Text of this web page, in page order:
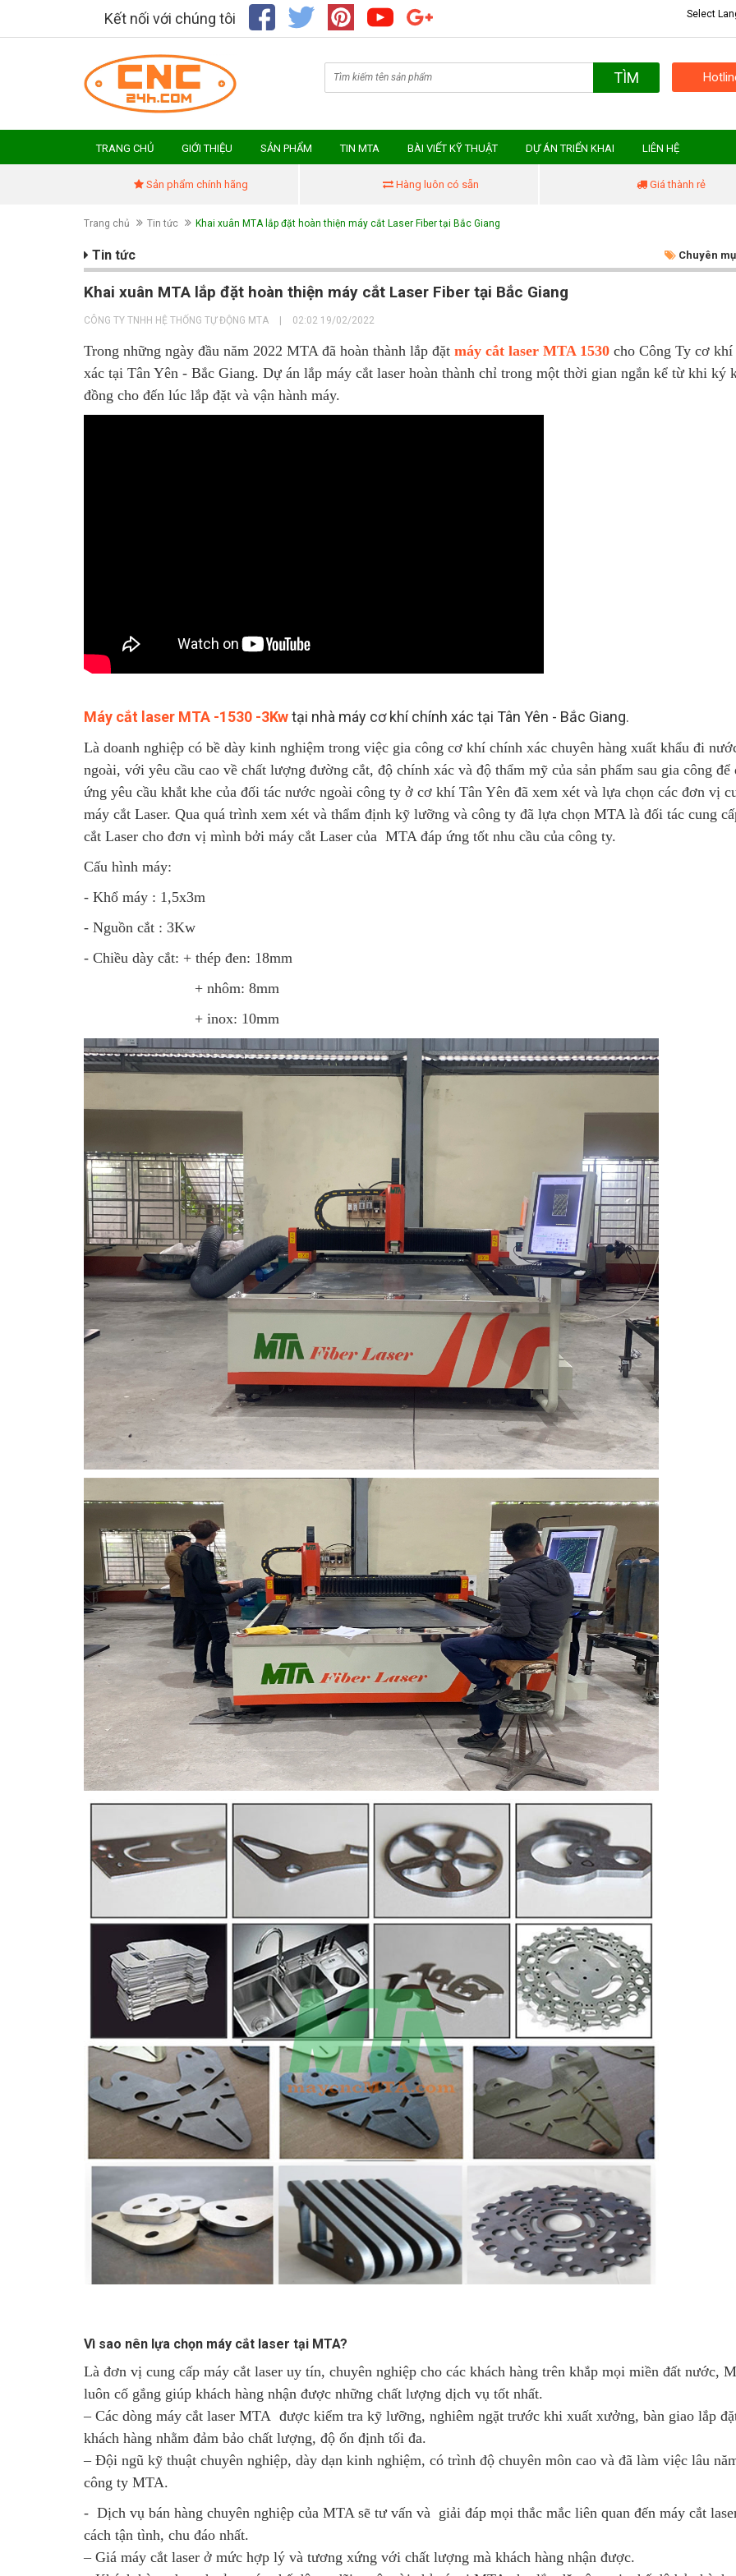
Kết nối với chúng tôi Select
TÌM
TRANG CHỦ GIỚI THIỆU SẢN PHẨM TIN MTA BÀI VIẾT KỸ THUẬT DỰ ÁN TRIỂN KHAI LIÊN HỆ
Sản phẩm chính hãng Hàng luôn có sẵn Giá thành rẻ
Trang chủ Tin tức Khai xuân MTA lắp đặt hoàn thiện máy cắt Laser Fiber tại Bắc Giang
Tin tức Chuyên
Khai xuân MTA lắp đặt hoàn thiện máy cắt Laser Fiber tại Bắc Giang
CÔNG TY TNHH HỆ THỐNG TỰ ĐỘNG MTA | 02:02 19/02/2022
Trong những ngày đầu năm 2022 MTA đã hoàn thành lắp đặt máy cắt laser MTA 1530 cho Công Ty cơ khí
xác tại Tân Yên - Bắc Giang. Dự án lắp máy cắt laser hoàn thành chỉ trong một thời gian ngắn kể từ khi ký
đồng cho đến lúc lắp đặt và vận hành máy.
Máy cắt laser MTA -1530 -3Kwtại nhà máy cơ khí chính xác tại Tân Yên - Bắc Giang.
Là doanh nghiệp có bề dày kinh nghiệm trong việc gia công cơ khí chính xác chuyên hàng xuất khẩu đi
ngoài, với yêu cầu cao về chất lượng đường cắt, độ chính xác và độ thẩm mỹ của sản phẩm sau gia công để
ứng yêu cầu khắt khe của đối tác nước ngoài công ty ở cơ khí Tân Yên đã xem xét và lựa chọn các đơn vị
máy cắt Laser. Qua quá trình xem xét và thẩm định kỹ lưỡng và công ty đã lựa chọn MTA là đối tác cung
cắt Laser cho đơn vị mình bởi máy cắt Laser của MTA đáp ứng tốt nhu cầu của công ty.
Cấu hình máy:
- Khổ máy : 1,5x3m
- Nguồn cắt : 3Kw
- Chiều dày cắt: + thép đen: 18mm
+ nhôm: 8mm
+ inox: 10mm
Vì sao nên lựa chọn máy cắt laser tại MTA?
Là đơn vị cung cấp máy cắt laser uy tín, chuyên nghiệp cho các khách hàng trên khắp mọi miền đất nước,
luôn cố gắng giúp khách hàng nhận được những chất lượng dịch vụ tốt nhất.
– Các dòng máy cắt laser MTA được kiểm tra kỹ lưỡng, nghiêm ngặt trước khi xuất xưởng, bàn giao lắp
khách hàng nhằm đảm bảo chất lượng, độ ổn định tối đa.
– Đội ngũ kỹ thuật chuyên nghiệp, dày dạn kinh nghiệm, có trình độ chuyên môn cao và đã làm việc lâu
công ty MTA.
- Dịch vụ bán hàng chuyên nghiệp của MTA sẽ tư vấn và giải đáp mọi thắc mắc liên quan đến máy cắt
cách tận tình, chu đáo nhất.
– Giá máy cắt laser ở mức hợp lý và tương xứng với chất lượng mà khách hàng nhận được.